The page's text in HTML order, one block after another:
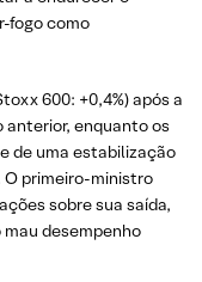
fogo como
600: +0,4%) após a
anterior, enquanto os
de uma estabilização
O primeiro-ministro
sobre sua saída,
desempenho